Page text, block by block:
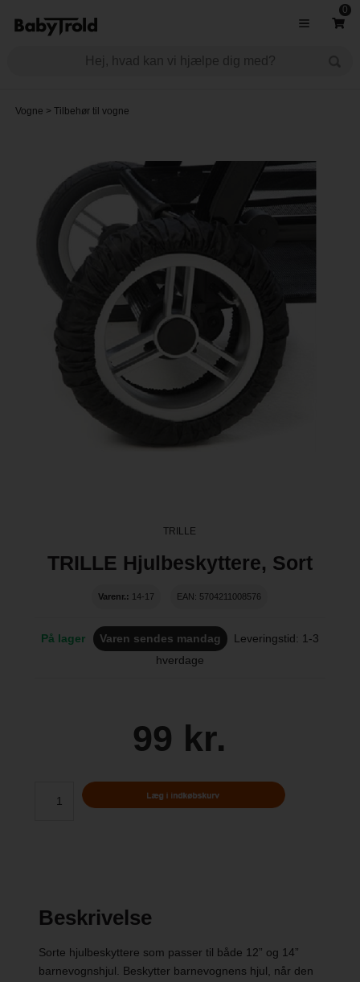
0
Vogne > Tilbehør til vogne
TRILLE
TRILLE Hjulbeskyttere, Sort
Varenr.: 14-17 EAN: 5704211008576
På lager Varen sendes mandag
Leveringstid: 1-3
hverdage
99 kr.
Beskrivelse
Sorte hjulbeskyttere som passer til både 12” og 14”
barnevognshjul. Beskytter barnevognens hjul, når den